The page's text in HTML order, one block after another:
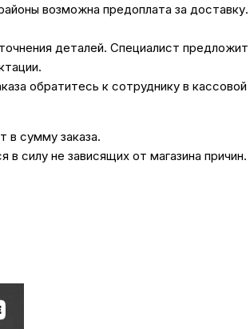
возможна предоплата за
деталей. Специалист
обратитесь к сотруднику в
в сумму заказа.
силу не зависящих от магазина причин.